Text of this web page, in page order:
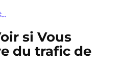
si Vous
du trafic de